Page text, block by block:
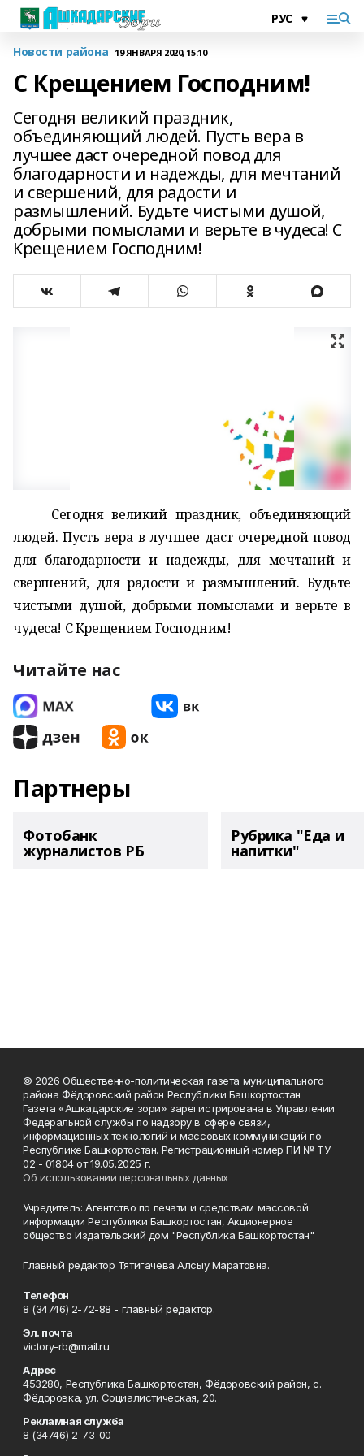
Новости района 19 ЯНВАРЯ 2020, 15:10
С Крещением Господним!
Сегодня великий праздник,
объединяющий людей. Пусть вера в
лучшее даст очередной повод для
благодарности и надежды, для мечтаний
и свершений, для радости и
размышлений. Будьте чистыми душой,
добрыми помыслами и верьте в чудеса! С
Крещением Господним!
Сегодня великий праздник, объединяющий
людей. Пусть вера в лучшее даст очередной повод
для благодарности и надежды, для мечтаний и
свершений, для радости и размышлений. Будьте
чистыми душой, добрыми помыслами и верьте в
чудеса! С Крещением Господним!
Читайте нас
Партнеры
Фотобанк
журналистов РБ
Рубрика "Еда и
напитки"
© 2026 Общественно-политическая газета муниципального
района Фёдоровский район Республики Башкортостан
Газета «Ашкадарские зори» зарегистрирована в Управлении
Федеральной службы по надзору в сфере связи,
информационных технологий и массовых коммуникаций по
Республике Башкортостан. Регистрационный номер ПИ № ТУ
02 - 01804 от 19.05.2025 г.
Об использовании персональных данных
Учредитель: Агентство по печати и средствам массовой
информации Республики Башкортостан, Акционерное
общество Издательский дом "Республика Башкортостан"
Главный редактор Тятигачева Алсыу Маратовна.
Телефон
8 (34746) 2-72-88 - главный редактор.
Эл. почта
victory-rb@mail.ru
Адрес
453280, Республика Башкортостан, Фёдоровский район, с.
Фёдоровка, ул. Социалистическая, 20.
Рекламная служба
8 (34746) 2-73-00